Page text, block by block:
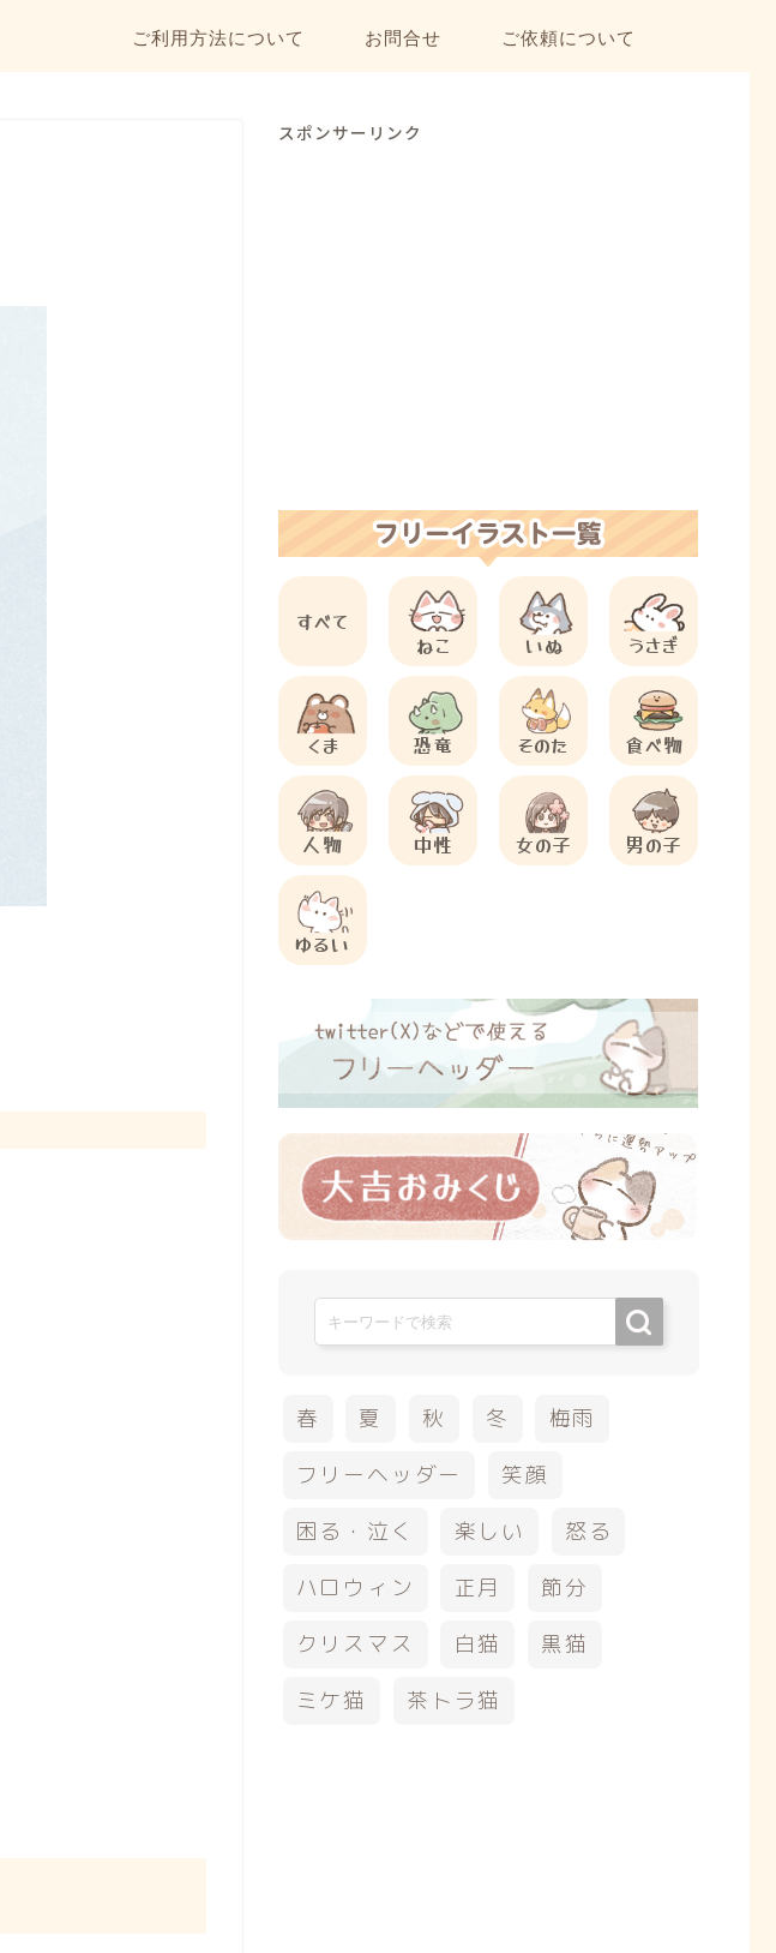
ご利用方法について お問合せ ご依頼について
スポンサーリンク
すべて
ねこ
いぬ うさぎ
くま 恐竜 そのた 食べ物
人物 中性 女の子 男の子
ゆるい
春 夏 秋 冬
梅雨
フリーヘッダー
笑顔
困る・泣く
楽しい
怒る
ハロウィン
正月
節分
クリスマス
白猫
黒猫
ミケ猫
茶トラ猫